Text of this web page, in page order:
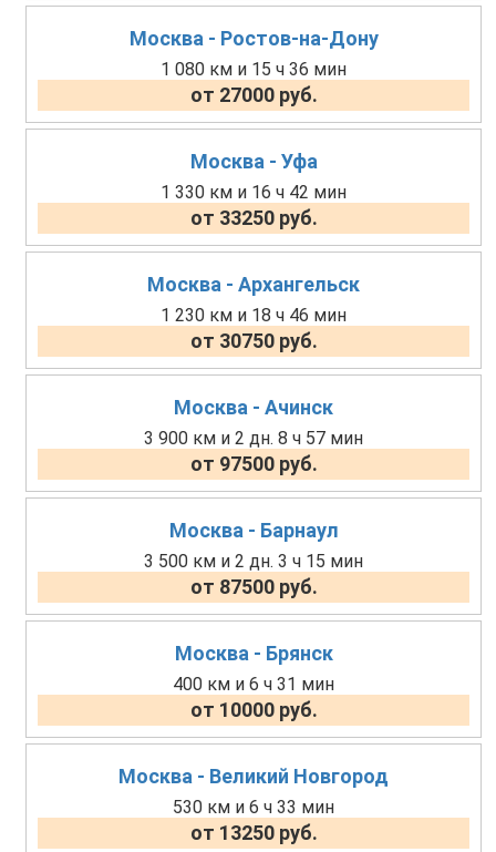
Москва - Ростов-на-Дону
1 080 км и 15 ч 36 мин
от 27000 руб.
Москва - Уфа
1 330 км и 16 ч 42 мин
от 33250 руб.
Москва - Архангельск
1 230 км и 18 ч 46 мин
от 30750 руб.
Москва - Ачинск
3 900 км и 2 дн. 8 ч 57 мин
от 97500 руб.
Москва - Барнаул
3 500 км и 2 дн. 3 ч 15 мин
от 87500 руб.
Москва - Брянск
400 км и 6 ч 31 мин
от 10000 руб.
Москва - Великий Новгород
530 км и 6 ч 33 мин
от 13250 руб.